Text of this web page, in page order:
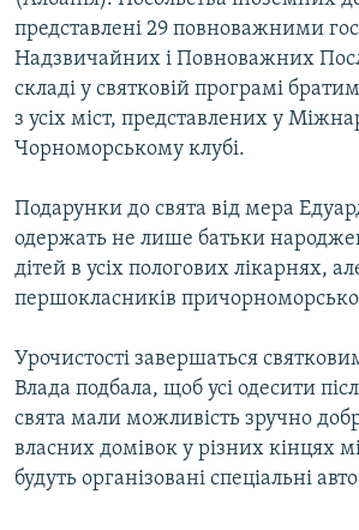
представлені 29 повноважними
Надзвичайних і Повноважних
складі у святковій програмі
з усіх міст, представлених у
Чорноморському клубі.
Подарунки до свята від мера
одержать не лише батьки
дітей в усіх пологових лікарнях,
першокласників
Урочистості завершаться
Влада подбала, щоб усі одесити
свята мали можливість зручно
власних домівок у різних кінцях
будуть організовані спеціальні